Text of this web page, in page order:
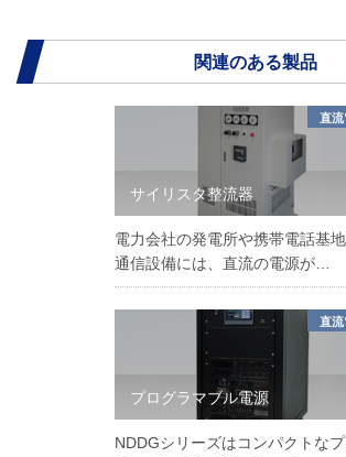
関連のある製品
直流
サイリスタ整流器
電力会社の発電所や携帯電話基
通信設備には、直流の電源が…
直流
プログラマブル電源
NDDGシリーズはコンパクトな